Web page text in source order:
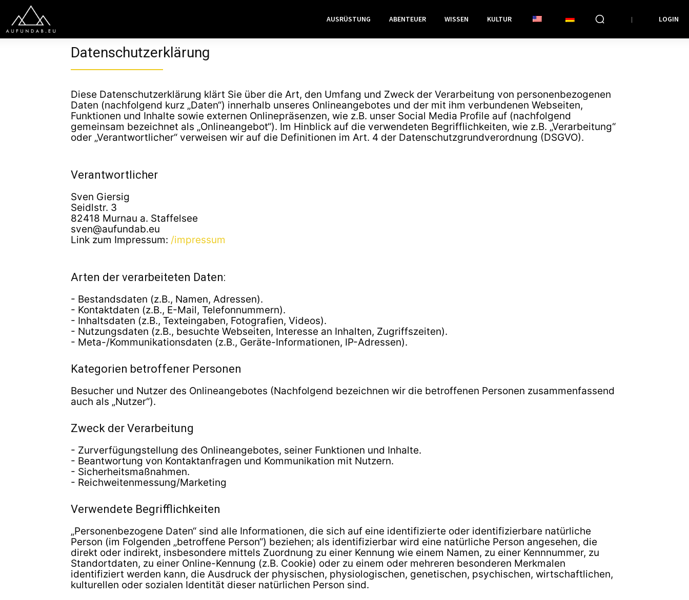
AUSRÜSTUNG ABENTEUER WISSEN KULTUR LOGIN
Datenschutzerklärung
Diese Datenschutzerklärung klärt Sie über die Art, den Umfang und Zweck der Verarbeitung von personenbezogenen
Daten (nachfolgend kurz „Daten“) innerhalb unseres Onlineangebotes und der mit ihm verbundenen Webseiten,
Funktionen und Inhalte sowie externen Onlinepräsenzen, wie z.B. unser Social Media Profile auf (nachfolgend
gemeinsam bezeichnet als „Onlineangebot“). Im Hinblick auf die verwendeten Begrifflichkeiten, wie z.B. „Verarbeitung“
oder „Verantwortlicher“ verweisen wir auf die Definitionen im Art. 4 der Datenschutzgrundverordnung (DSGVO).
Verantwortlicher
Sven Giersig
Seidlstr. 3
82418 Murnau a. Staffelsee
sven@aufundab.eu
Link zum Impressum: /impressum
Arten der verarbeiteten Daten:
- Bestandsdaten (z.B., Namen, Adressen).
- Kontaktdaten (z.B., E-Mail, Telefonnummern).
- Inhaltsdaten (z.B., Texteingaben, Fotografien, Videos).
- Nutzungsdaten (z.B., besuchte Webseiten, Interesse an Inhalten, Zugriffszeiten).
- Meta-/Kommunikationsdaten (z.B., Geräte-Informationen, IP-Adressen).
Kategorien betroffener Personen
Besucher und Nutzer des Onlineangebotes (Nachfolgend bezeichnen wir die betroffenen Personen zusammenfassend
auch als „Nutzer“).
Zweck der Verarbeitung
- Zurverfügungstellung des Onlineangebotes, seiner Funktionen und Inhalte.
- Beantwortung von Kontaktanfragen und Kommunikation mit Nutzern.
- Sicherheitsmaßnahmen.
- Reichweitenmessung/Marketing
Verwendete Begrifflichkeiten
„Personenbezogene Daten“ sind alle Informationen, die sich auf eine identifizierte oder identifizierbare natürliche
Person (im Folgenden „betroffene Person“) beziehen; als identifizierbar wird eine natürliche Person angesehen, die
direkt oder indirekt, insbesondere mittels Zuordnung zu einer Kennung wie einem Namen, zu einer Kennnummer, zu
Standortdaten, zu einer Online-Kennung (z.B. Cookie) oder zu einem oder mehreren besonderen Merkmalen
identifiziert werden kann, die Ausdruck der physischen, physiologischen, genetischen, psychischen, wirtschaftlichen,
kulturellen oder sozialen Identität dieser natürlichen Person sind.